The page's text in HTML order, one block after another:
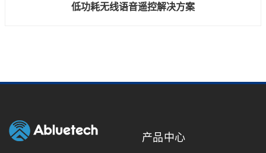
低功耗无线语音遥控解决方案
产品中心